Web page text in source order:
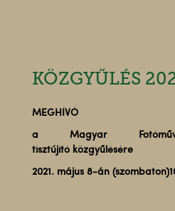
KÖZGYŰLÉS
MEGHÍVÓ
a Magyar
tisztújító közgyűlésére
2021. május 8-án